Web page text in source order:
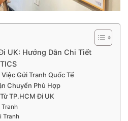
UK: Hướng Dẫn Chi Tiết
Gửi Tranh Quốc Tế
Chuyển Phù Hợp
TP.HCM Đi UK
Tranh
Tranh